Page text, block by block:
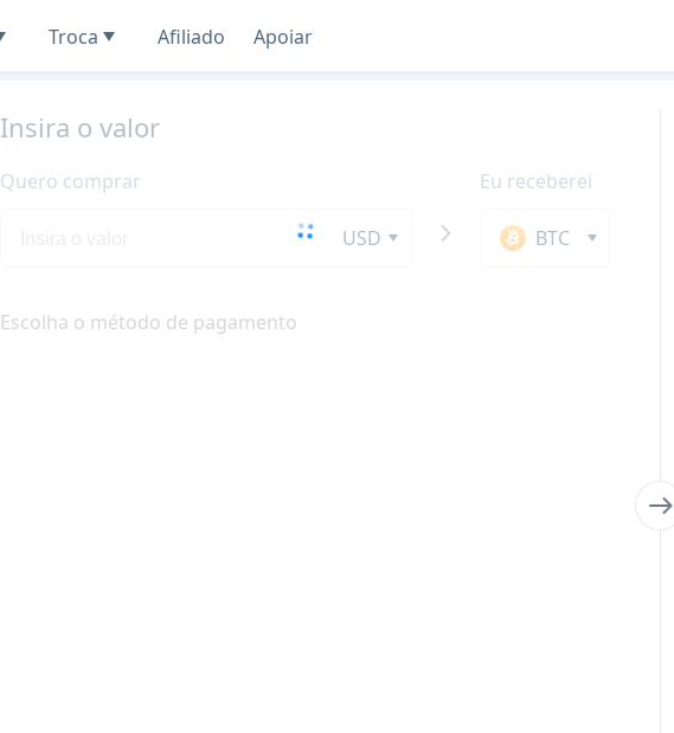
Troca Afiliado Apoiar
Insira o valor
Quero comprar
USD
Eu receberei
BTC
Escolha o método de pagamento